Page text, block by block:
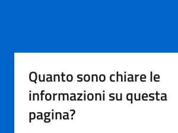
Quanto sono chiare le
informazioni su questa
pagina?